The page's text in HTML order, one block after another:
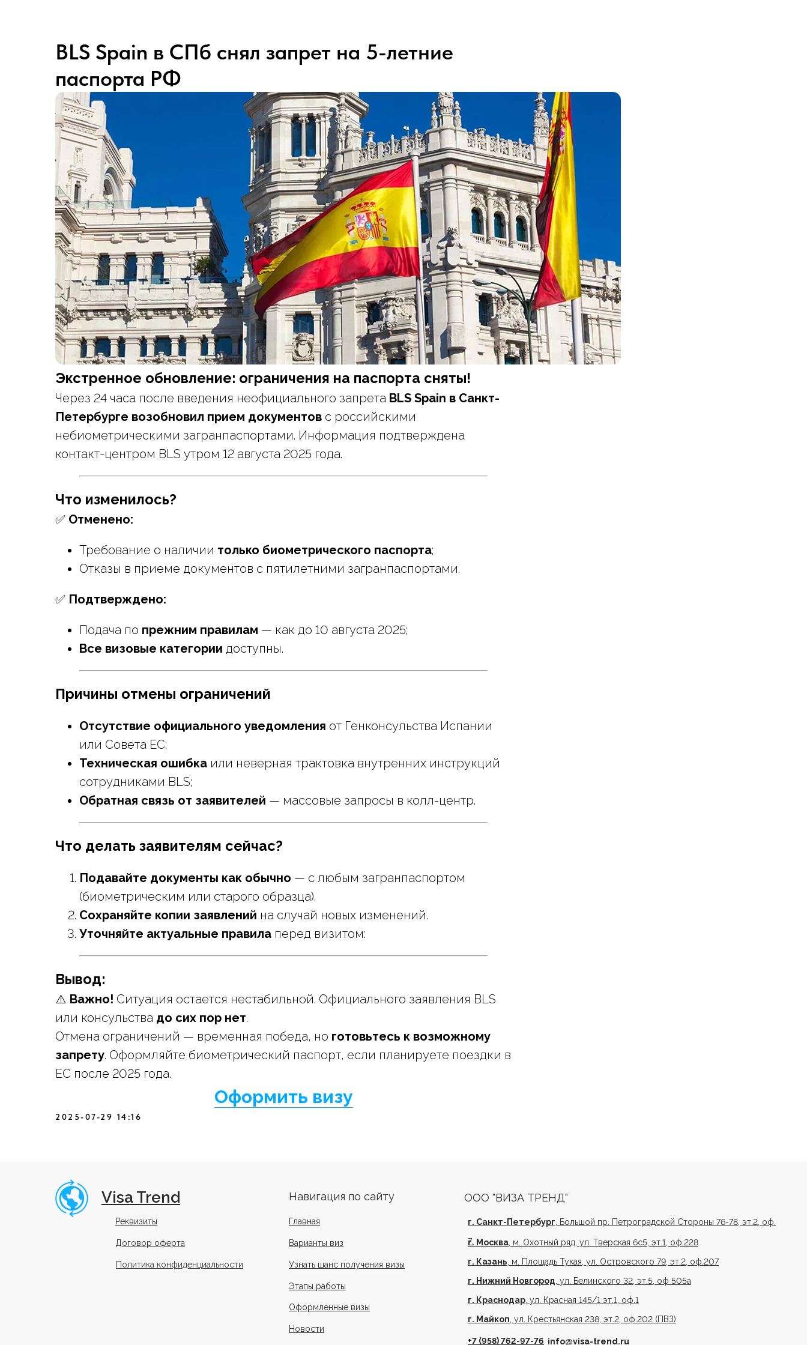
BLS Spain в СПб снял запрет на 5-летние
паспорта РФ
Экстренное обновление: ограничения на паспорта сняты!
Через 24 часа после введения неофициального запрета BLS Spain в Санкт-
Петербурге возобновил прием документов с российскими
небиометрическими загранпаспортами. Информация подтверждена
контакт-центром BLS утром 12 августа 2025 года.
Что изменилось?
✅ Отменено:
Требование о наличии только биометрического паспорта;
Отказы в приеме документов с пятилетними загранпаспортами.
✅ Подтверждено:
Подача по прежним правилам — как до 10 августа 2025;
Все визовые категории доступны.
Причины отмены ограничений
Отсутствие официального уведомления от Генконсульства Испании
или Совета ЕС;
Техническая ошибка или неверная трактовка внутренних инструкций
сотрудниками BLS;
Обратная связь от заявителей — массовые запросы в колл-центр.
Что делать заявителям сейчас?
Подавайте документы как обычно — с любым загранпаспортом
(биометрическим или старого образца).
Сохраняйте копии заявлений на случай новых изменений.
Уточняйте актуальные правила перед визитом:
Вывод:
⚠️ Важно! Ситуация остается нестабильной. Официального заявления BLS
или консульства до сих пор нет.
Отмена ограничений — временная победа, но готовьтесь к возможному
запрету. Оформляйте биометрический паспорт, если планируете поездки в
ЕС после 2025 года.
Оформить визу
2025-07-29 14:16
Главная
Договор оферта
Узнать шанс получения визы
Навигация по сайту ООО "ВИЗА ТРЕНД"
Visa Trend
Варианты виз
Этапы работы
Оформленные визы
Новости
г. Санкт-Петербург , Большой пр. Петроградской Стороны 76-78, эт.2, оф.
7.
+7 (958) 762-97-76 info@visa-trend.ru
Политика конфиденциальности
Реквизиты
г. Майкоп , ул. Крестьянская 238, эт.2, оф.202 (ПВЗ)
г. Москва , м. Охотный ряд, ул. Тверская 6с5, эт.1, оф.228
г. Казань , м. Площадь Тукая, ул. Островского 79, эт.2, оф.207
г. Краснодар , ул. Красная 145/1 эт.1, оф.1
г. Нижний Новгород , ул. Белинского 32, эт.5, оф 505а